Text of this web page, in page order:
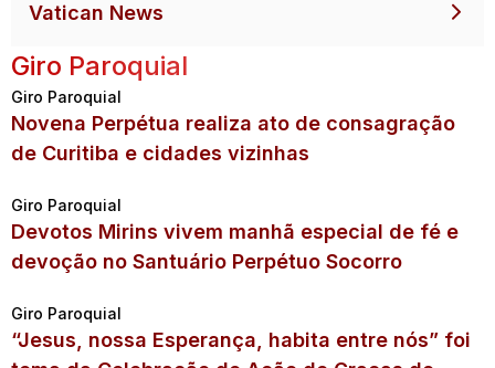
Vatican News
Giro Paroquial
Giro Paroquial
Novena Perpétua realiza ato de consagração
de Curitiba e cidades vizinhas
Giro Paroquial
Devotos Mirins vivem manhã especial de fé e
devoção no Santuário Perpétuo Socorro
Giro Paroquial
“Jesus, nossa Esperança, habita entre nós” foi